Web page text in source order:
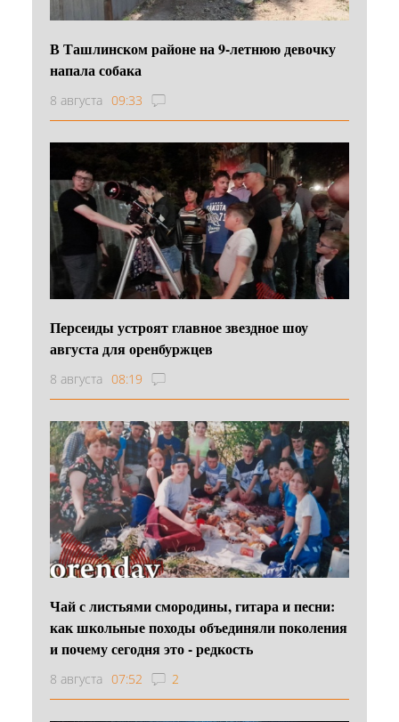
В Ташлинском районе на 9-летнюю девочку
напала собака
8 августа 09:33
Персеиды устроят главное звездное шоу
августа для оренбуржцев
8 августа 08:19
Чай с листьями смородины, гитара и песни:
как школьные походы объединяли поколения
и почему сегодня это - редкость
8 августа 07:52 2